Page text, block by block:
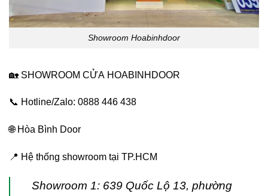
Showroom Hoabinhdoor
🏡 SHOWROOM CỬA HOABINHDOOR
📞 Hotline/Zalo: 0888 446 438
🌐 Hòa Bình Door
📍 Hệ thống showroom tại TP.HCM
Showroom 1: 639 Quốc Lộ 13, phường